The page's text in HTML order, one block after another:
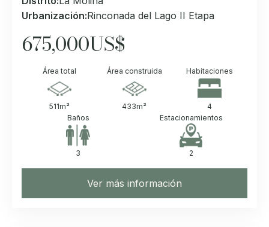
Urbanización:Rinconada del Lago II Etapa
675,000US$
Área total
511m²
Área construida
433m²
Habitaciones
4
Baños
3
Estacionamientos
2
Ver más información